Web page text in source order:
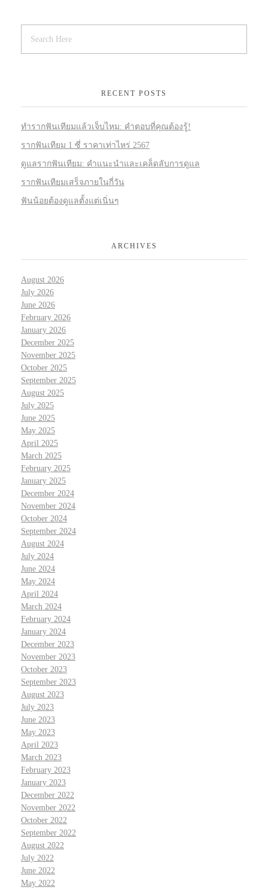
RECENT POSTS
ทำรากฟันเทียมแล้วเจ็บไหม: คำตอบที่คุณต้องรู้!
รากฟันเทียม 1 ซี่ ราคาเท่าไหร่ 2567
ดูแลรากฟันเทียม: คำแนะนำและเคล็ดลับการดูแล
รากฟันเทียมเสร็จภายในกี่วัน
ฟันน้อยต้องดูแลตั้งแต่เนิ่นๆ
ARCHIVES
August 2026
July 2026
June 2026
February 2026
January 2026
December 2025
November 2025
October 2025
September 2025
August 2025
July 2025
June 2025
May 2025
April 2025
March 2025
February 2025
January 2025
December 2024
November 2024
October 2024
September 2024
August 2024
July 2024
June 2024
May 2024
April 2024
March 2024
February 2024
January 2024
December 2023
November 2023
October 2023
September 2023
August 2023
July 2023
June 2023
May 2023
April 2023
March 2023
February 2023
January 2023
December 2022
November 2022
October 2022
September 2022
August 2022
July 2022
June 2022
May 2022